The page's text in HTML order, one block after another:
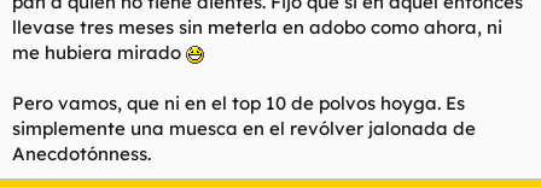
llevase tres meses sin meterla en adobo como ahora, ni
me hubiera mirado
Pero vamos, que ni en el top 10 de polvos hoyga. Es
simplemente una muesca en el revólver jalonada de
Anecdotónness.